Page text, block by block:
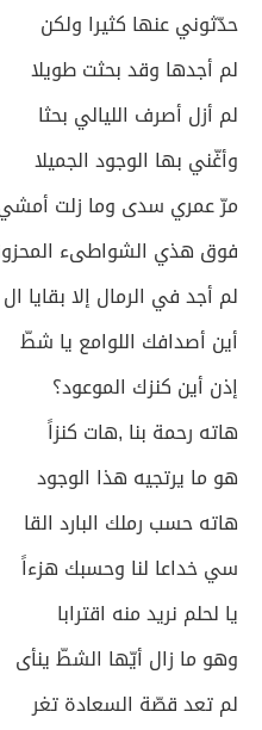
حدّثوني عنها كثيرا ولكن
لم أجدها وقد بحثت طويلا
لم أزل أصرف الليالي بحثا
وأغّني بها الوجود الجميلا
مرّ عمري سدى وما زلت
فوق هذي الشواطىء
لم أجد في الرمال إلا بقايا
أين أصدافك اللوامع يا شطّ
إذن أين كنزك الموعود؟
هاته رحمة بنا ,هات كنزاً
هو ما يرتجيه هذا الوجود
هاته حسب رملك البارد القا
سي خداعا لنا وحسبك هزءاً
يا لحلم نريد منه اقترابا
وهو ما زال أيّها الشطّ ينأى
لم تعد قصّة السعادة تغر